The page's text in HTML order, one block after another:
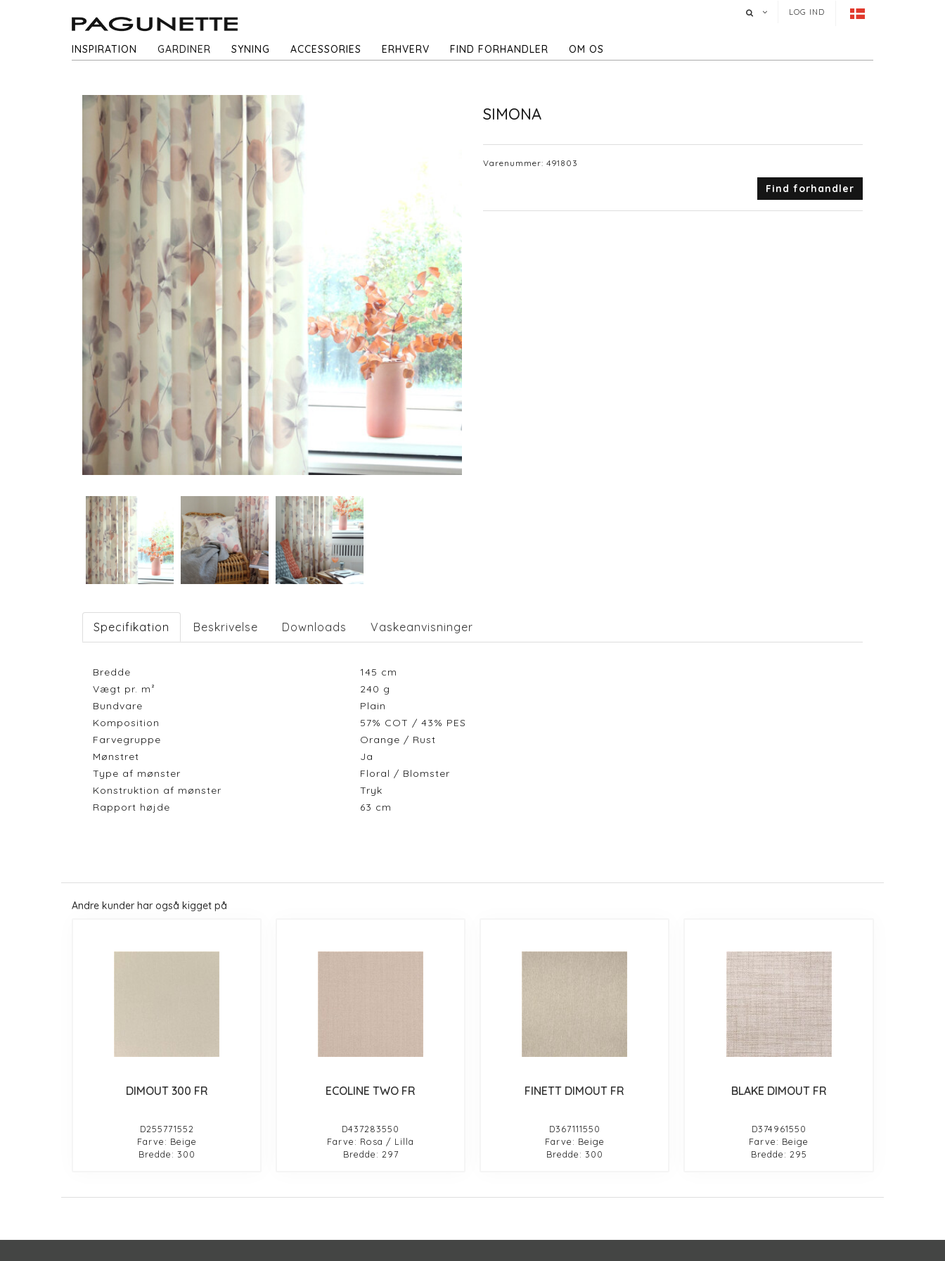
LOG IND
INSPIRATION GARDINER SYNING ACCESSORIES ERHVERV FIND FORHANDLER OM OS
SIMONA
Varenummer: 491803
Find forhandler
Specifikation Beskrivelse Downloads Vaskeanvisninger
Bredde 145 cm
Vægt pr. m²
240 g
Bundvare
Plain
Komposition
57% COT / 43% PES
Farvegruppe
Orange / Rust
Mønstret
Ja
Type af mønster
Floral / Blomster
Konstruktion af mønster
Tryk
Rapport højde
63 cm
Andre kunder har også kigget på
DIMOUT 300 FR
D255771552
Farve: Beige
Bredde: 300
ECOLINE TWO FR
D437283550
Farve: Rosa / Lilla
Bredde: 297
FINETT DIMOUT FR
D367111550
Farve: Beige
Bredde: 300
BLAKE DIMOUT FR
D374961550
Farve: Beige
Bredde: 295